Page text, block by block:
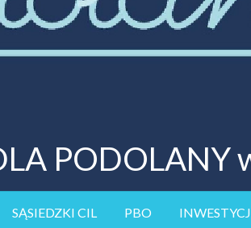
PODOLANY
SĄSIEDZKI CIL PBO